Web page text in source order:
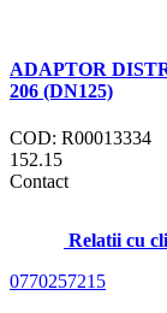
ADAPTOR
206 (DN125)
COD: R00013334
152.15
Contact
Relatii cu
0770257215